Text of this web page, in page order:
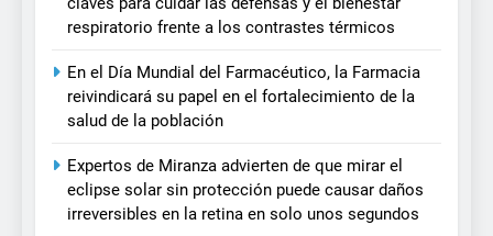
respiratorio frente a los contrastes térmicos
En el Día Mundial del Farmacéutico, la Farmacia
reivindicará su papel en el fortalecimiento de la
salud de la población
Expertos de Miranza advierten de que mirar el
eclipse solar sin protección puede causar daños
irreversibles en la retina en solo unos segundos